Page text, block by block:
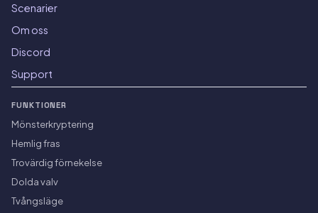
Scenarier
Om oss
Discord
Support
FUNKTIONER
Mönsterkryptering
Hemlig fras
Trovärdig förnekelse
Dolda valv
Tvångsläge